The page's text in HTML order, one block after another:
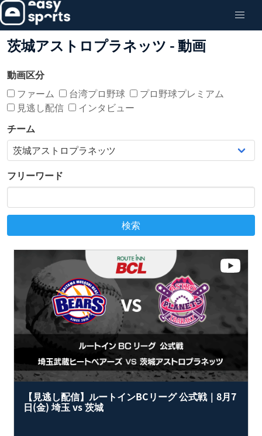
茨城アストロプラネッツ - 動画
動画区分
ファーム
台湾プロ野球
プロ野球プレミアム
見逃し配信
インタビュー
チーム
フリーワード
検索
【見逃し配信】ルートインBCリーグ 公式戦｜8月7
日(金) 埼玉 vs 茨城